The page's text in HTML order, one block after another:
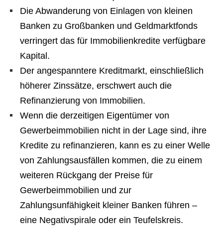
Die Abwanderung von Einlagen von kleinen
Banken zu Großbanken und Geldmarktfonds
verringert das für Immobilienkredite verfügbare
Kapital.
Der angespanntere Kreditmarkt, einschließlich
höherer Zinssätze, erschwert auch die
Refinanzierung von Immobilien.
Wenn die derzeitigen Eigentümer von
Gewerbeimmobilien nicht in der Lage sind, ihre
Kredite zu refinanzieren, kann es zu einer Welle
von Zahlungsausfällen kommen, die zu einem
weiteren Rückgang der Preise für
Gewerbeimmobilien und zur
Zahlungsunfähigkeit kleiner Banken führen –
eine Negativspirale oder ein Teufelskreis.